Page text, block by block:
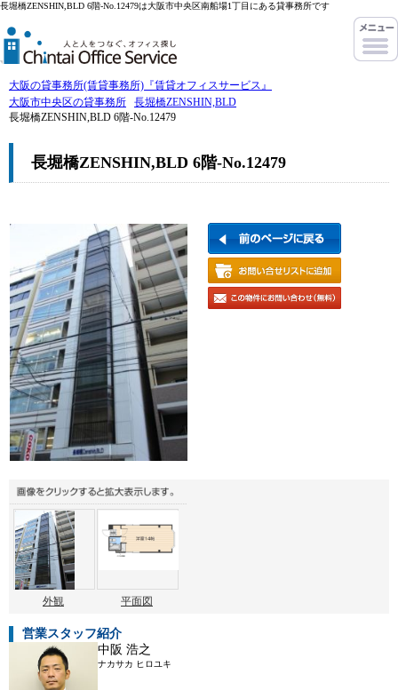
長堀橋ZENSHIN,BLD 6階-No.12479は大阪市中央区南船場1丁目にある貸事務所です
大阪の貸事務所(賃貸事務所)『賃貸オフィスサービス』
大阪市中央区の貸事務所
長堀橋ZENSHIN,BLD
長堀橋ZENSHIN,BLD 6階-No.12479
長堀橋ZENSHIN,BLD 6階-No.12479
外観 平面図
営業スタッフ紹介
中阪 浩之
ナカサカ ヒロユキ